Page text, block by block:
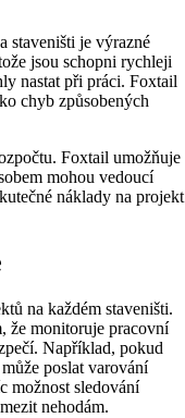
staveništi je výrazné
jsou schopni rychleji
nastat při práci. Foxtail
chyb způsobených
Foxtail umožňuje
mohou vedoucí
náklady na projekt
na každém staveništi.
že monitoruje pracovní
Například, pokud
poslat varování
možnost sledování
nehodám.